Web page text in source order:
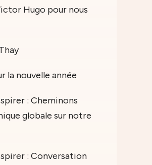
Hugo pour nous
la nouvelle année
: Cheminons
globale sur notre
: Conversation